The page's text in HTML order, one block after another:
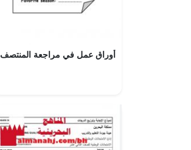
أوراق عمل في مراجعة المنتصف